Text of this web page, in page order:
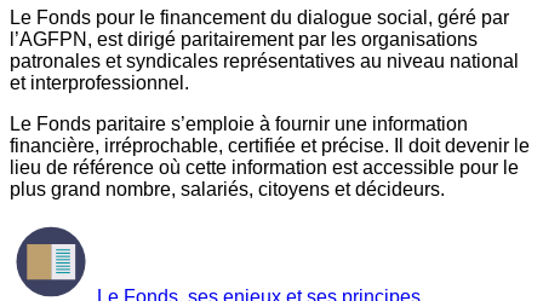
Le Fonds pour le financement du dialogue social, géré par
l’AGFPN, est dirigé paritairement par les organisations
patronales et syndicales représentatives au niveau national
et interprofessionnel.
Le Fonds paritaire s’emploie à fournir une information
financière, irréprochable, certifiée et précise. Il doit devenir le
lieu de référence où cette information est accessible pour le
plus grand nombre, salariés, citoyens et décideurs.
Le Fonds, ses enjeux et ses principes